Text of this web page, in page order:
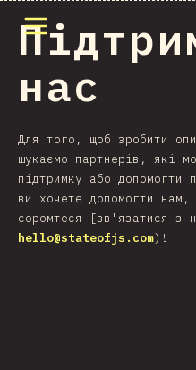
Відкрити меню
нас
Для того, щоб зробити
шукаємо партнерів, які
підтримку або допомогти
ви хочете допомогти
соромтеся [зв'язатися з
hello@stateofjs.com)!